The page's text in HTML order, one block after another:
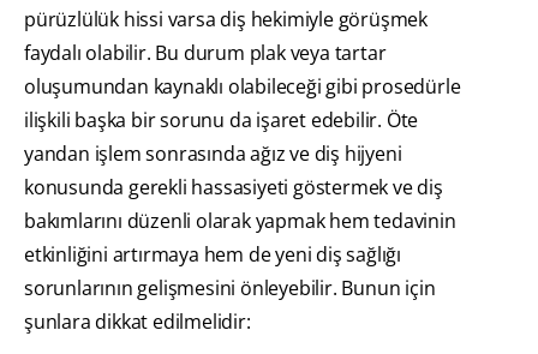
pürüzlülük hissi varsa diş hekimiyle görüşmek
faydalı olabilir. Bu durum plak veya tartar
oluşumundan kaynaklı olabileceği gibi prosedürle
ilişkili başka bir sorunu da işaret edebilir. Öte
yandan işlem sonrasında ağız ve diş hijyeni
konusunda gerekli hassasiyeti göstermek ve diş
bakımlarını düzenli olarak yapmak hem tedavinin
etkinliğini artırmaya hem de yeni diş sağlığı
sorunlarının gelişmesini önleyebilir. Bunun için
şunlara dikkat edilmelidir: